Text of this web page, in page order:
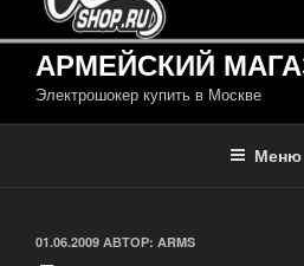
АРМЕЙСКИЙ
Электрошокер купить в Москве
Меню
ОПУБЛИКОВАНО
01.06.2009 АВТОР: ARMS